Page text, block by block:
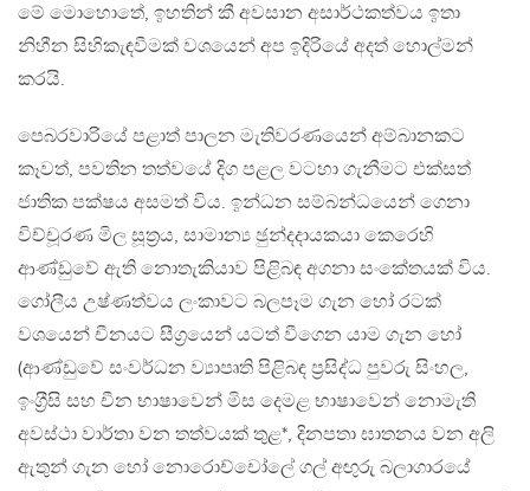
මේ මොහොතේ, ඉහතින් කී අවසාන අසාර්ථකත්වය ඉතා
නිහීන සිහිකැඳවීමක් වශයෙන් අප ඉදිරියේ අදත් හොල්මන්
කරයි.
පෙබරවාරියේ පළාත් පාලන මැතිවරණයෙන් අම්බානකට
කෑවත්, පවතින තත්වයේ දිග පළල වටහා ගැනීමට එක්සත්
ජාතික පක්ෂය අසමත් විය. ඉන්ධන සම්බන්ධයෙන් ගෙනා
විච්චූරණ මිල සූත‍්‍රය, සාමාන්‍ය ඡුන්දදායකයා කෙරෙහි
ආණ්ඩුවේ ඇති නොතැකියාව පිළිබඳ අගනා සංකේතයක් විය.
ගෝලීය උෂ්ණත්වය ලංකාවට බලපෑම ගැන හෝ රටක්
වශයෙන් චීනයට සීග‍්‍රයෙන් යටත් වීගෙන යාම ගැන හෝ
(ආණ්ඩුවේ සංවර්ධන ව්‍යාපෘති පිළිබඳ ප‍්‍රසිද්ධ පුවරු සිංහල,
ඉංග‍්‍රීසි සහ චීන භාෂාවෙන් මිස දෙමළ භාෂාවෙන් නොමැති
අවස්ථා වාර්තා වන තත්වයක් තුළ*, දිනපතා ඝාතනය වන අලි
ඇතුන් ගැන හෝ නොරොච්චෝලේ ගල් අඟුරු බලාගාරයේ